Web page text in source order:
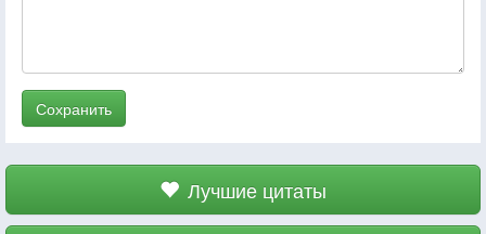
Сохранить
Лучшие цитаты